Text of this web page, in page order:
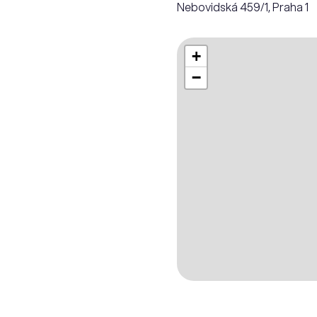
Nebovidská 459/1, Praha 1
+
−